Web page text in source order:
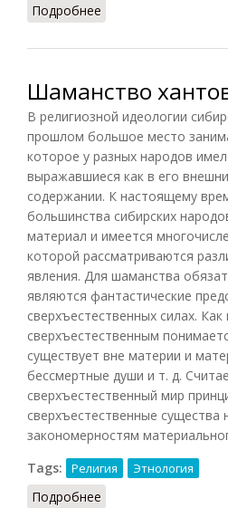
Подробнее
Шаманство
В религиозной идеологии
прошлом большое место
которое у разных народов
выражавшиеся как в его
содержании. К настоящему
большинства сибирских
материал и имеется
которой рассматриваются
явления. Для шаманства
являются фантастические
сверхъестественных силах.
сверхъестественным
существует вне материи и
бессмертные души и т. д.
сверхъестественный мир
сверхъестественные существа
закономерностям
Tags:
Религия Этнология
Подробнее